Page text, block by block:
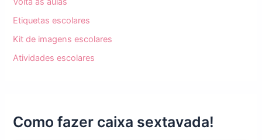
Etiquetas escolares
Kit de imagens escolares
Atividades escolares
Como fazer caixa sextavada!